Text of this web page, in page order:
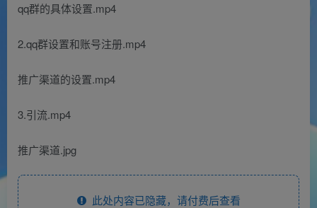
qq群的具体设置.mp4
2.qq群设置和账号注册.mp4
推广渠道的设置.mp4
3.引流.mp4
推广渠道.jpg
此处内容已隐藏，请付费后查看